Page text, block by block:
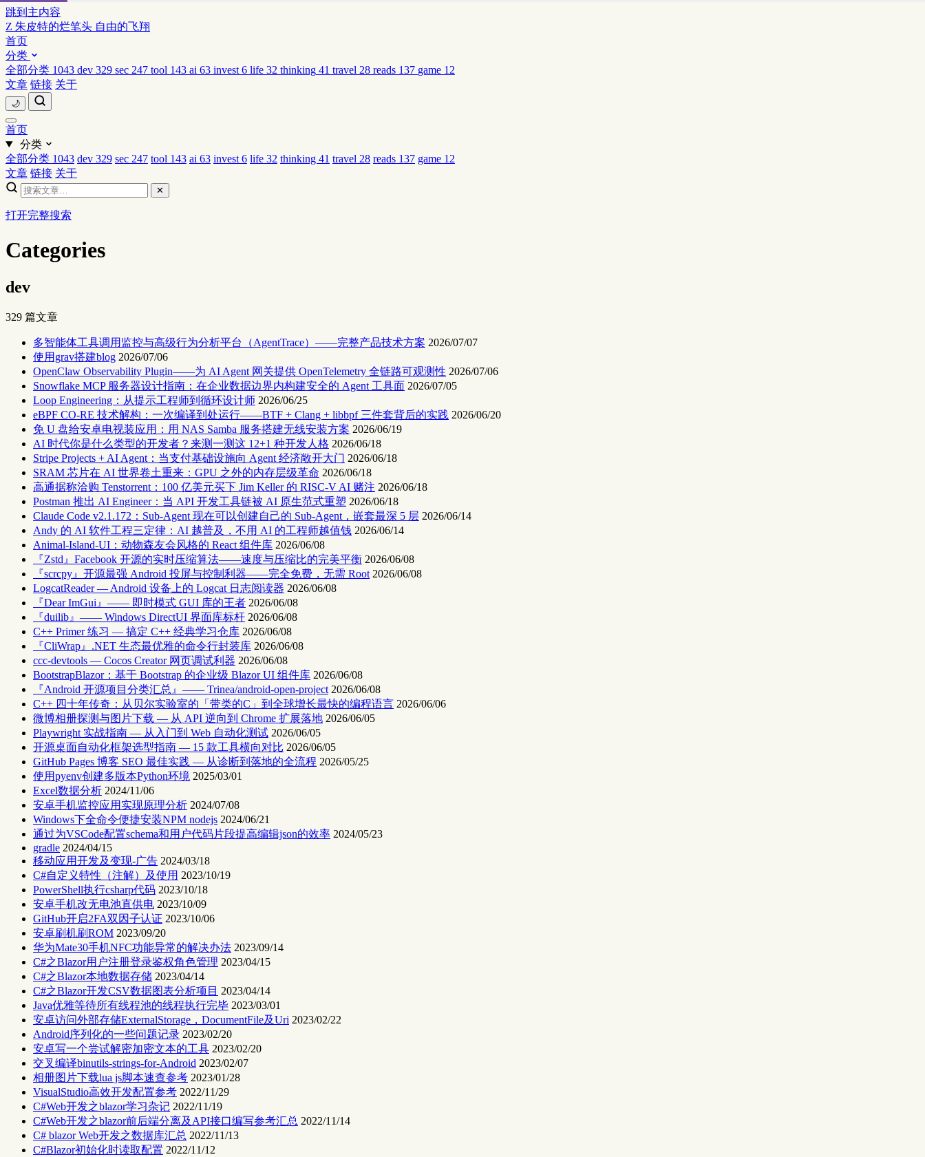
跳到主内容
Z 朱皮特的烂笔头 自由的飞翔
首页
分类
全部分类 1043 dev 329 sec 247 tool 143 ai 63 invest 6 life 32 thinking 41 travel 28 reads 137 game 12
文章 链接 关于
🌙
首页
分类
全部分类 1043 dev 329 sec 247 tool 143 ai 63 invest 6 life 32 thinking 41 travel 28 reads 137 game 12
文章 链接 关于
✕
打开完整搜索
Categories
dev
329 篇文章
多智能体工具调用监控与高级行为分析平台（AgentTrace）——完整产品技术方案 2026/07/07
使用grav搭建blog 2026/07/06
OpenClaw Observability Plugin——为 AI Agent 网关提供 OpenTelemetry 全链路可观测性 2026/07/06
Snowflake MCP 服务器设计指南：在企业数据边界内构建安全的 Agent 工具面 2026/07/05
Loop Engineering：从提示工程师到循环设计师 2026/06/25
eBPF CO-RE 技术解构：一次编译到处运行——BTF + Clang + libbpf 三件套背后的实践 2026/06/20
免 U 盘给安卓电视装应用：用 NAS Samba 服务搭建无线安装方案 2026/06/19
AI 时代你是什么类型的开发者？来测一测这 12+1 种开发人格 2026/06/18
Stripe Projects + AI Agent：当支付基础设施向 Agent 经济敞开大门 2026/06/18
SRAM 芯片在 AI 世界卷土重来：GPU 之外的内存层级革命 2026/06/18
高通据称洽购 Tenstorrent：100 亿美元买下 Jim Keller 的 RISC-V AI 赌注 2026/06/18
Postman 推出 AI Engineer：当 API 开发工具链被 AI 原生范式重塑 2026/06/18
Claude Code v2.1.172：Sub-Agent 现在可以创建自己的 Sub-Agent，嵌套最深 5 层 2026/06/14
Andy 的 AI 软件工程三定律：AI 越普及，不用 AI 的工程师越值钱 2026/06/14
Animal-Island-UI：动物森友会风格的 React 组件库 2026/06/08
『Zstd』Facebook 开源的实时压缩算法——速度与压缩比的完美平衡 2026/06/08
『scrcpy』开源最强 Android 投屏与控制利器——完全免费，无需 Root 2026/06/08
LogcatReader — Android 设备上的 Logcat 日志阅读器 2026/06/08
『Dear ImGui』—— 即时模式 GUI 库的王者 2026/06/08
『duilib』—— Windows DirectUI 界面库标杆 2026/06/08
C++ Primer 练习 — 搞定 C++ 经典学习仓库 2026/06/08
『CliWrap』.NET 生态最优雅的命令行封装库 2026/06/08
ccc-devtools — Cocos Creator 网页调试利器 2026/06/08
BootstrapBlazor：基于 Bootstrap 的企业级 Blazor UI 组件库 2026/06/08
『Android 开源项目分类汇总』—— Trinea/android-open-project 2026/06/08
C++ 四十年传奇：从贝尔实验室的「带类的C」到全球增长最快的编程语言 2026/06/06
微博相册探测与图片下载 — 从 API 逆向到 Chrome 扩展落地 2026/06/05
Playwright 实战指南 — 从入门到 Web 自动化测试 2026/06/05
开源桌面自动化框架选型指南 — 15 款工具横向对比 2026/06/05
GitHub Pages 博客 SEO 最佳实践 — 从诊断到落地的全流程 2026/05/25
使用pyenv创建多版本Python环境 2025/03/01
Excel数据分析 2024/11/06
安卓手机监控应用实现原理分析 2024/07/08
Windows下全命令便捷安装NPM nodejs 2024/06/21
通过为VSCode配置schema和用户代码片段提高编辑json的效率 2024/05/23
gradle 2024/04/15
移动应用开发及变现-广告 2024/03/18
C#自定义特性（注解）及使用 2023/10/19
PowerShell执行csharp代码 2023/10/18
安卓手机改无电池直供电 2023/10/09
GitHub开启2FA双因子认证 2023/10/06
安卓刷机刷ROM 2023/09/20
华为Mate30手机NFC功能异常的解决办法 2023/09/14
C#之Blazor用户注册登录鉴权角色管理 2023/04/15
C#之Blazor本地数据存储 2023/04/14
C#之Blazor开发CSV数据图表分析项目 2023/04/14
Java优雅等待所有线程池的线程执行完毕 2023/03/01
安卓访问外部存储ExternalStorage，DocumentFile及Uri 2023/02/22
Android序列化的一些问题记录 2023/02/20
安卓写一个尝试解密加密文本的工具 2023/02/20
交叉编译binutils-strings-for-Android 2023/02/07
相册图片下载lua js脚本速查参考 2023/01/28
VisualStudio高效开发配置参考 2022/11/29
C#Web开发之blazor学习杂记 2022/11/19
C#Web开发之blazor前后端分离及API接口编写参考汇总 2022/11/14
C# blazor Web开发之数据库汇总 2022/11/13
C#Blazor初始化时读取配置 2022/11/12